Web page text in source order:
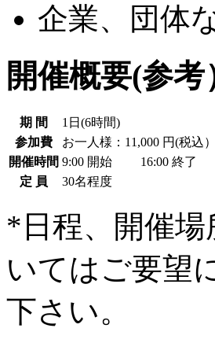
企業、団体
開催概要(参考
期 間
1日(6時間)
参加費
お一人様：11,000 円(税
開催時間 9:00 開始 16:00 終了
定 員
30名程度
*日程、開催
いてはご要望
下さい。